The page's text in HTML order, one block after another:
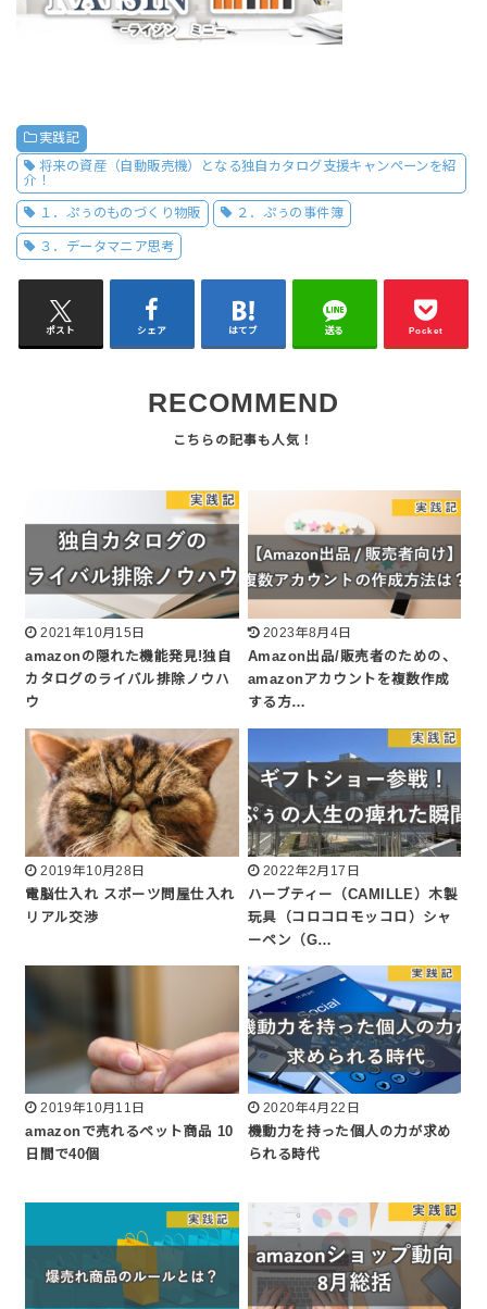
実践記
将来の資産（自動販売機）となる独自カタログ支援キャンペーンを紹
介！
１．ぷぅのものづくり物販 ２．ぷぅの事件簿
３．データマニア思考
ポスト シェア はてブ 送る Pocket
RECOMMEND
2021年10月15日
amazonの隠れた機能発見!独自
カタログのライバル排除ノウハ
ウ
2023年8月4日
Amazon出品/販売者のための、
amazonアカウントを複数作成
する方…
2019年10月28日
電脳仕入れ スポーツ問屋仕入れ
リアル交渉
2022年2月17日
ハーブティー（CAMILLE）木製
玩具（コロコロモッコロ）シャ
ーペン（G…
2019年10月11日
amazonで売れるペット商品 10
日間で40個
2020年4月22日
機動力を持った個人の力が求め
られる時代